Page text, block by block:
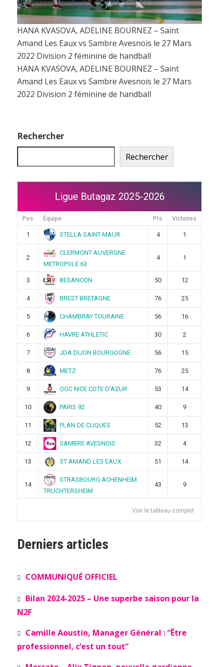
HANA KVASOVA, ADELINE BOURNEZ – Saint
Amand Les Eaux vs Sambre Avesnois le 27 Mars
2022 Division 2 féminine de handball
HANA KVASOVA, ADELINE BOURNEZ – Saint
Amand Les Eaux vs Sambre Avesnois le 27 Mars
2022 Division 2 féminine de handball
Rechercher
Rechercher
Ligue Butagaz 2025-2026
Pos Équipe Pts Victoires
1 STELLA SAINT-MAUR 4 1
2
CLERMONT AUVERGNE
METROPOLE 63
4 1
3 BESANCON 50 12
4 BREST BRETAGNE 76 25
5 CHAMBRAY TOURAINE 56 16
6 HAVRE ATHLETIC 30 2
7 JDA DIJON BOURGOGNE 56 15
8 METZ 76 25
9 OGC NICE COTE D’AZUR 53 14
10 PARIS 92 40 9
11 PLAN DE CUQUES 52 13
12 SAMBRE AVESNOIS 32 4
13 ST AMAND LES EAUX 51 14
14
STRASBOURG ACHENHEIM
TRUCHTERSHEIM
43 9
Voir le tableau complet
Derniers articles
COMMUNIQUÉ OFFICIEL
Bilan 2024-2025 – Une superbe saison pour la
N2F
Camille Aoustin, Manager Général : “Être
professionnel, c’est un tout”